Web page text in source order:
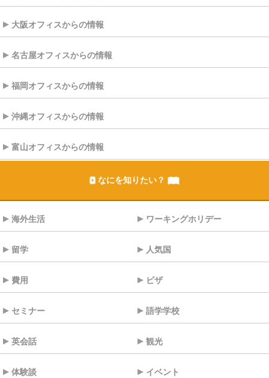
大阪オフィスからの情報
名古屋オフィスからの情報
福岡オフィスからの情報
沖縄オフィスからの情報
富山オフィスからの情報
なにを知りたい？
海外生活 ワーキングホリデー
留学 人気国
費用 ビザ
セミナー 語学学校
英会話 観光
体験談 イベント